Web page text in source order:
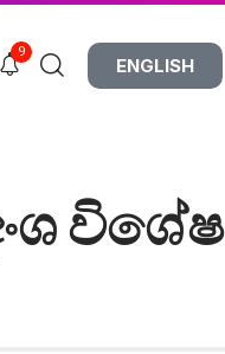
9
ENGLISH
විශේෂ